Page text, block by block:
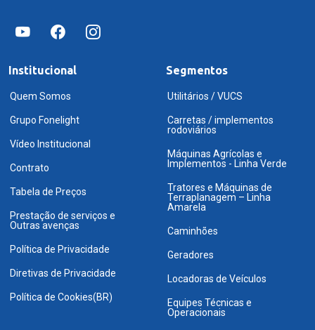
Institucional
Quem Somos
Grupo Fonelight
Vídeo Institucional
Contrato
Tabela de Preços
Prestação de serviços e
Outras avenças
Política de Privacidade
Diretivas de Privacidade
Política de Cookies(BR)
Segmentos
Utilitários / VUCS
Carretas / implementos
rodoviários
Máquinas Agrícolas e
Implementos - Linha Verde
Tratores e Máquinas de
Terraplanagem – Linha
Amarela
Caminhões
Geradores
Locadoras de Veículos
Equipes Técnicas e
Operacionais